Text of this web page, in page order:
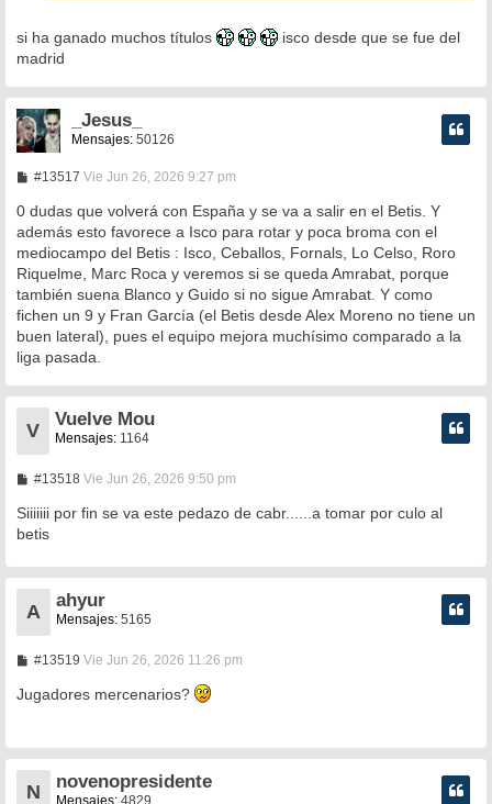
si ha ganado muchos títulos
isco desde que se fue del
madrid
_Jesus_
Mensajes: 50126
#13517M
n
s
a
j
e
Vie Jun 26, 2026 9:27 pm
0 dudas que volverá con España y se va a salir en el Betis. Y
además esto favorece a Isco para rotar y poca broma con el
mediocampo del Betis : Isco, Ceballos, Fornals, Lo Celso, Roro
Riquelme, Marc Roca y veremos si se queda Amrabat, porque
también suena Blanco y Guido si no sigue Amrabat. Y como
fichen un 9 y Fran García (el Betis desde Alex Moreno no tiene un
buen lateral), pues el equipo mejora muchísimo comparado a la
liga pasada.
V
Vuelve Mou
Mensajes: 1164
#13518M
n
e
Vie Jun 26, 2026 9:50 pm
Siiiiiii por fin se va este pedazo de cabr......a tomar por culo al
betis
A
ahyur
Mensajes: 5165
#13519M
n
s
e
Vie Jun 26, 2026 11:26 pm
Jugadores mercenarios?
N
novenopresidente
Mensajes: 4829